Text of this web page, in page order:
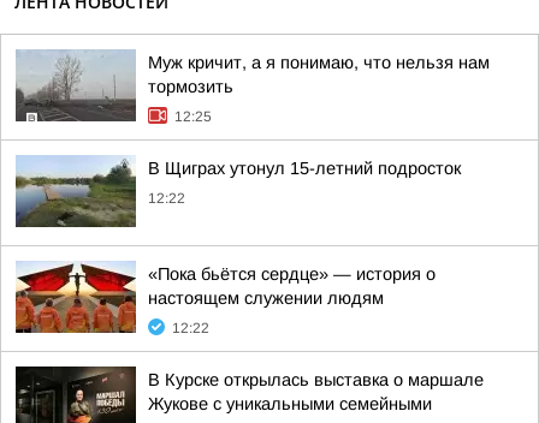
Муж кричит, а я понимаю, что нельзя нам
тормозить
12:25
В Щиграх утонул 15-летний подросток
12:22
«Пока бьётся сердце» — история о
настоящем служении людям
12:22
В Курске открылась выставка о маршале
Жукове с уникальными семейными